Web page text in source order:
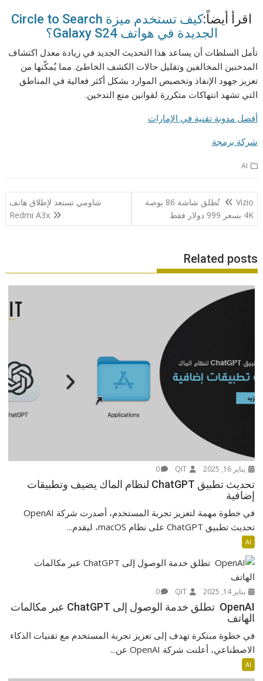
اقرأ أيضاً:
كيف تستخدم ميزة Circle to Search
الجديدة في هواتف Galaxy S24؟
تأمل السلطات أن يساعد هذا التحديث الجديد في زيادة معدل اكتشاف
المدخنين المخالفين وتقليل حالات الكشف الخاطئ. مما يُمكّنها من
تعزيز جهود الإنفاذ وتخصيص الموارد بشكل أكثر فعالية في المناطق
التي تشهد انتهاكات متكررة لقوانين منع التدخين.
أفضل مدونة تقنية في الإمارات
شركة برمجة
AI
تصفّح
المقالات
Vizio تُطلق شاشة 86 بوصة
4K بسعر 999 دولار فقط
شاومي تستعد لإطلاق هاتف
Redmi A3x
Related posts
يناير 16, 2025 QIT
0
تحديث تطبيق ChatGPT لنظام الماك يضيف وتطبيقات
إضافية
في خطوة مهمة لتعزيز تجربة المستخدم، أصدرت شركة OpenAI
تحديث تطبيق ChatGPT على نظام macOS، ليقدم...
AI
يناير 14, 2025 QIT
0
OpenAI تطلق خدمة الوصول إلى ChatGPT عبر مكالمات
الهاتف
في خطوة مبتكرة تهدف إلى تعزيز تجربة المستخدم مع تقنيات الذكاء
الاصطناعي، أعلنت شركة OpenAI عن...
AI